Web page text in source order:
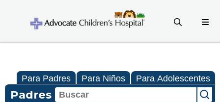
Para Padres Para Niños Para Adolescentes
Padres